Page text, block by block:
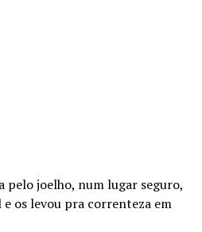
pelo joelho, num lugar seguro,
e os levou pra correnteza em